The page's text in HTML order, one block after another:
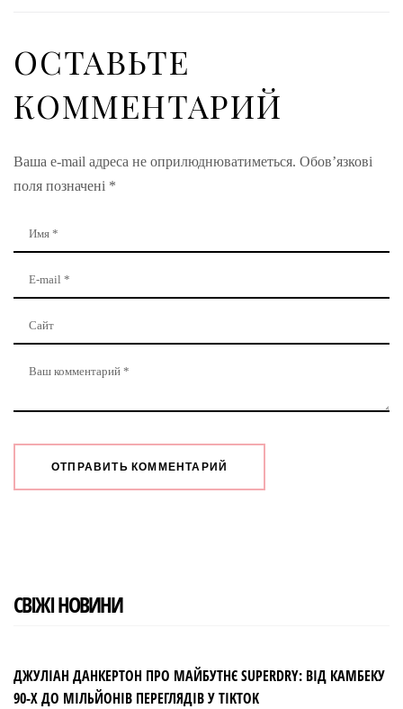
ОСТАВЬТЕ
КОММЕНТАРИЙ
Ваша e-mail адреса не оприлюднюватиметься. Обов’язкові
поля позначені *
СВІЖІ НОВИНИ
ДЖУЛІАН ДАНКЕРТОН ПРО МАЙБУТНЄ SUPERDRY: ВІД КАМБЕКУ
90-Х ДО МІЛЬЙОНІВ ПЕРЕГЛЯДІВ У TIKTOK